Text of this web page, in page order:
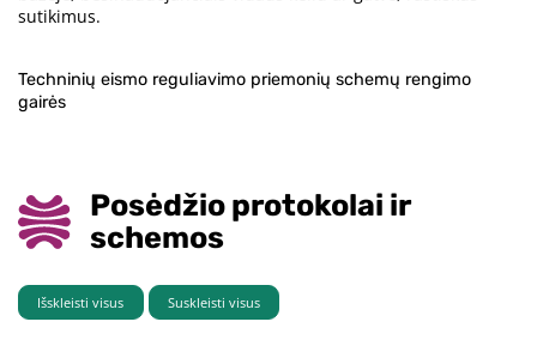
sutikimus.
Techninių eismo reguliavimo priemonių schemų rengimo
gairės
Posėdžio protokolai ir
schemos
Išskleisti visus Suskleisti visus